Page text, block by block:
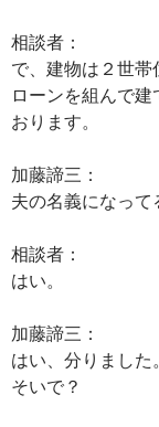
相談者：
で、建物は２世帯
ローンを組んで
おります。
加藤諦三：
夫の名義になって
相談者：
はい。
加藤諦三：
はい、分りました。
そいで？